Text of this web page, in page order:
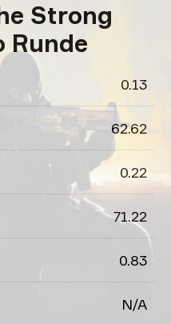
Strong
Runde
0.13
62.62
0.22
71.22
0.83
N/A